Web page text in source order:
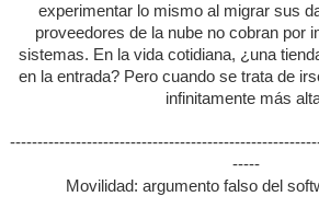
experimentar lo mismo al migrar sus
proveedores de la nube no cobran por
sistemas. En la vida cotidiana, ¿una
en la entrada? Pero cuando se trata de
infinitamente más
-----
Movilidad: argumento falso del